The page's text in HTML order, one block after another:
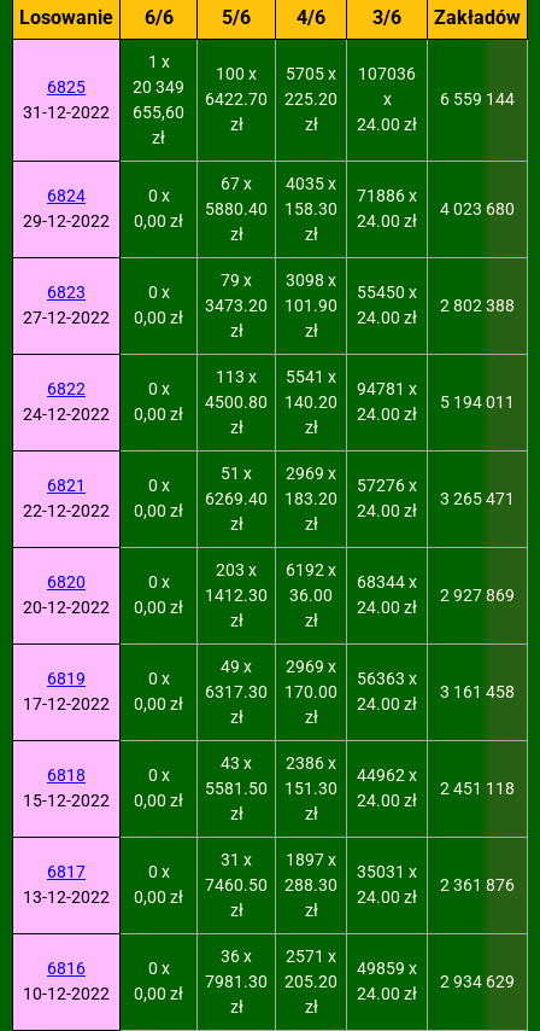
Losowanie 6/6 5/6 4/6 3/6 Zakładów
6825
31-12-2022
1 x
20 349
655,60
zł
100 x
6422.70
zł
5705 x
225.20
zł
107036
x
24.00 zł
6 559 144
6824
29-12-2022
0 x
0,00 zł
67 x
5880.40
zł
4035 x
158.30
zł
71886 x
24.00 zł
4 023 680
6823
27-12-2022
0 x
0,00 zł
79 x
3473.20
zł
3098 x
101.90
zł
55450 x
24.00 zł
2 802 388
6822
24-12-2022
0 x
0,00 zł
113 x
4500.80
zł
5541 x
140.20
zł
94781 x
24.00 zł
5 194 011
6821
22-12-2022
0 x
0,00 zł
51 x
6269.40
zł
2969 x
183.20
zł
57276 x
24.00 zł
3 265 471
6820
20-12-2022
0 x
0,00 zł
203 x
1412.30
zł
6192 x
36.00
zł
68344 x
24.00 zł
2 927 869
6819
17-12-2022
0 x
0,00 zł
49 x
6317.30
zł
2969 x
170.00
zł
56363 x
24.00 zł
3 161 458
6818
15-12-2022
0 x
0,00 zł
43 x
5581.50
zł
2386 x
151.30
zł
44962 x
24.00 zł
2 451 118
6817
13-12-2022
0 x
0,00 zł
31 x
7460.50
zł
1897 x
288.30
zł
35031 x
24.00 zł
2 361 876
6816
10-12-2022
0 x
0,00 zł
36 x
7981.30
zł
2571 x
205.20
zł
49859 x
24.00 zł
2 934 629